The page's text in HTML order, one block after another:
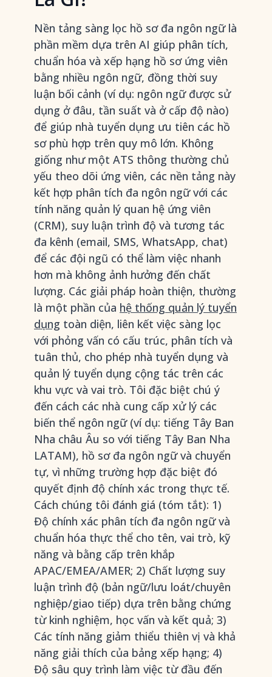
Nền tảng sàng lọc hồ sơ đa ngôn ngữ là
phần mềm dựa trên AI giúp phân tích,
chuẩn hóa và xếp hạng hồ sơ ứng viên
bằng nhiều ngôn ngữ, đồng thời suy
luận bối cảnh (ví dụ: ngôn ngữ được sử
dụng ở đâu, tần suất và ở cấp độ nào)
để giúp nhà tuyển dụng ưu tiên các hồ
sơ phù hợp trên quy mô lớn. Không
giống như một ATS thông thường chủ
yếu theo dõi ứng viên, các nền tảng này
kết hợp phân tích đa ngôn ngữ với các
tính năng quản lý quan hệ ứng viên
(CRM), suy luận trình độ và tương tác
đa kênh (email, SMS, WhatsApp, chat)
để các đội ngũ có thể làm việc nhanh
hơn mà không ảnh hưởng đến chất
lượng. Các giải pháp hoàn thiện, thường
là một phần của hệ thống quản lý tuyển
dụng toàn diện, liên kết việc sàng lọc
với phỏng vấn có cấu trúc, phân tích và
tuân thủ, cho phép nhà tuyển dụng và
quản lý tuyển dụng cộng tác trên các
khu vực và vai trò. Tôi đặc biệt chú ý
đến cách các nhà cung cấp xử lý các
biến thể ngôn ngữ (ví dụ: tiếng Tây Ban
Nha châu Âu so với tiếng Tây Ban Nha
LATAM), hồ sơ đa ngôn ngữ và chuyển
tự, vì những trường hợp đặc biệt đó
quyết định độ chính xác trong thực tế.
Cách chúng tôi đánh giá (tóm tắt): 1)
Độ chính xác phân tích đa ngôn ngữ và
chuẩn hóa thực thể cho tên, vai trò, kỹ
năng và bằng cấp trên khắp
APAC/EMEA/AMER; 2) Chất lượng suy
luận trình độ (bản ngữ/lưu loát/chuyên
nghiệp/giao tiếp) dựa trên bằng chứng
từ kinh nghiệm, học vấn và kết quả; 3)
Các tính năng giảm thiểu thiên vị và khả
năng giải thích của bảng xếp hạng; 4)
Độ sâu quy trình làm việc từ đầu đến